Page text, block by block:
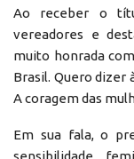
Ao receber o
vereadores e
muito honrada
Brasil. Quero dizer
A coragem das
Em sua fala, o